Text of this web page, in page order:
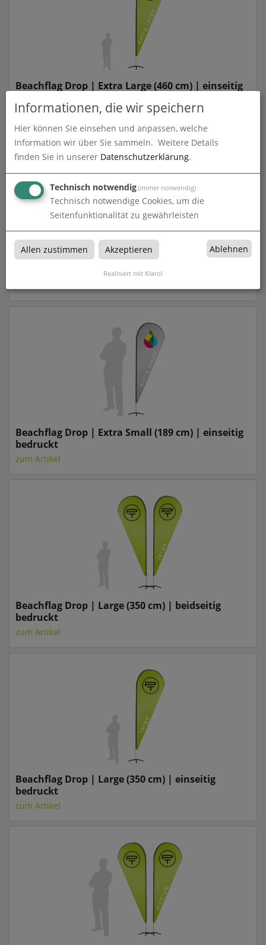
Beachflag Drop | Extra Large (460 cm) | einseitig
zum Artikel
Beachflag Drop | Extra Small (189 cm) | beidseitig
Beachflag Drop | Extra Small (189 cm) | einseitig
bedruckt
zum Artikel
Beachflag Drop | Large (350 cm) | beidseitig
bedruckt
zum Artikel
Beachflag Drop | Large (350 cm) | einseitig
bedruckt
zum Artikel
Informationen, die wir speichern
Hier können Sie einsehen und anpassen, welche
Information wir über Sie sammeln. Weitere Details
finden Sie in unserer Datenschutzerklärung.
Technisch notwendig(immer notwendig)
Technisch notwendige Cookies, um die
Seitenfunktionalität zu gewährleisten
Allen zustimmen Akzeptieren Ablehnen
Realisiert mit Klaro!